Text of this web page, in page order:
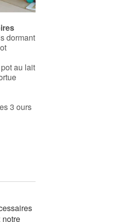
dormant
au lait
3 ours
notre